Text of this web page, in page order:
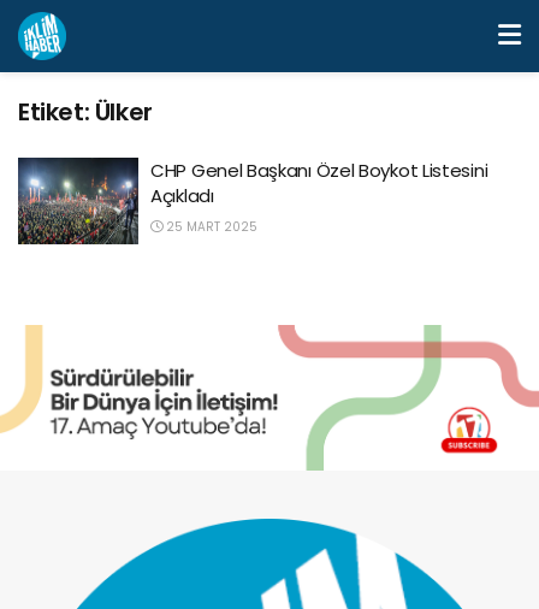
Etiket: Ülker
CHP Genel Başkanı Özel Boykot Listesini
Açıkladı
25 MART 2025